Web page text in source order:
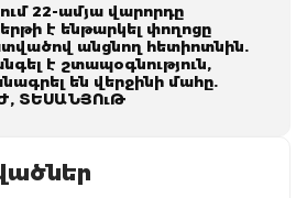
22-ամյա վարորդը
է ենթարկել փողոցը
անցնող հետիոտնին.
է շտապօգնություն,
են վերջինի մահը.
ՏԵՍԱՆՅՈւԹ